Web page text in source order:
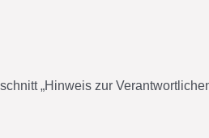
„Hinweis zur